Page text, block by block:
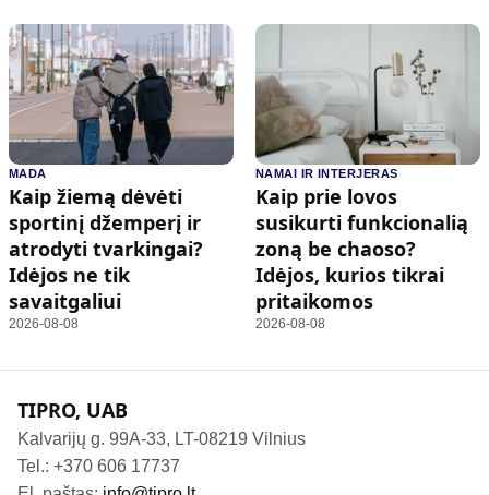
MADA
Kaip žiemą dėvėti
sportinį džemperį ir
atrodyti tvarkingai?
Idėjos ne tik
savaitgaliui
2026-08-08
NAMAI IR INTERJERAS
Kaip prie lovos
susikurti funkcionalią
zoną be chaoso?
Idėjos, kurios tikrai
pritaikomos
2026-08-08
TIPRO, UAB
Kalvarijų g. 99A-33, LT-08219 Vilnius
Tel.: +370 606 17737